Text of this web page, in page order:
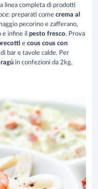
linea completa di prodotti
preparati come crema al
pecorino e zafferano,
e infine il pesto fresco. Prova
e cous cous con
bar e tavole calde. Per
ragù in confezioni da 2kg,